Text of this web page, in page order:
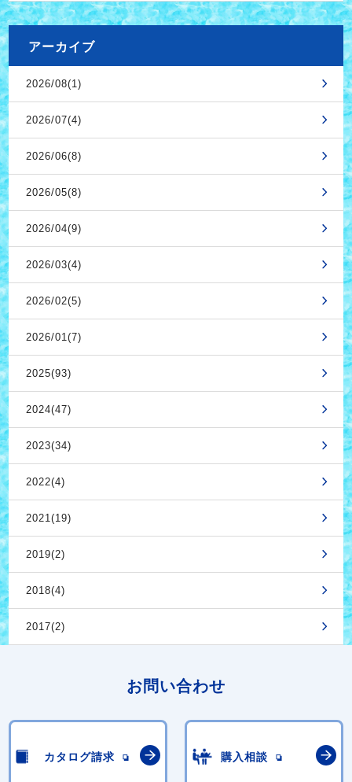
アーカイブ
2026/08(1)
2026/07(4)
2026/06(8)
2026/05(8)
2026/04(9)
2026/03(4)
2026/02(5)
2026/01(7)
2025(93)
2024(47)
2023(34)
2022(4)
2021(19)
2019(2)
2018(4)
2017(2)
お問い合わせ
カタログ請求 購入相談